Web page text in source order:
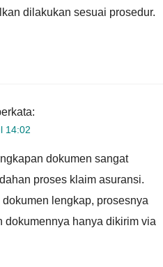
dilakukan sesuai prosedur.
14:02
dokumen sangat
proses klaim asuransi.
lengkap, prosesnya
dokumennya hanya dikirim via